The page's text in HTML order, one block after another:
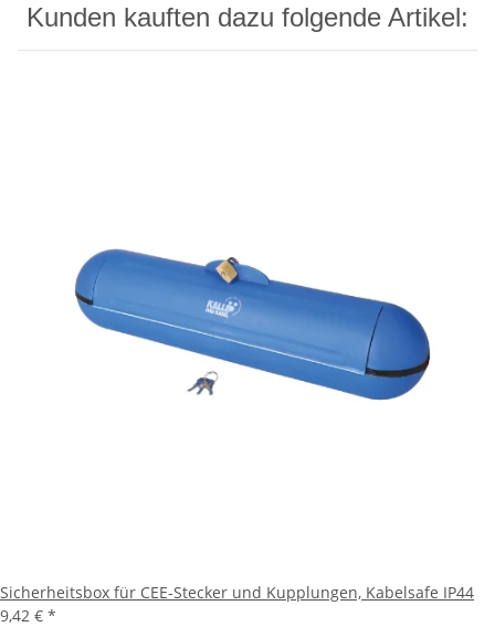
Kunden kauften dazu folgende Artikel:
Sicherheitsbox für CEE-Stecker und Kupplungen, Kabelsafe IP44
9,42 € *